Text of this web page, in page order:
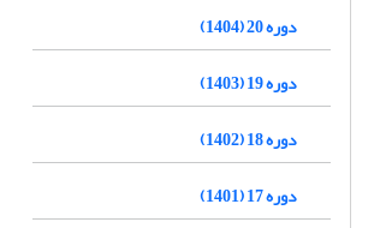
دوره 20 (1404)
دوره 19 (1403)
دوره 18 (1402)
دوره 17 (1401)